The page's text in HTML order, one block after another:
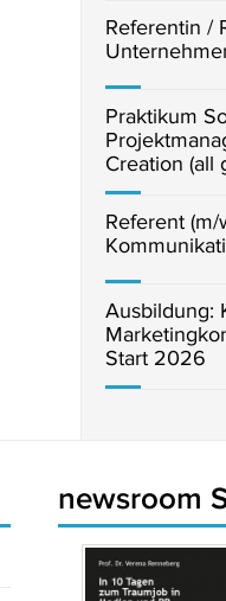
Referentin /
Praktikum
Creation (all
Referent
Ausbildung:
Start 2026
newsroom